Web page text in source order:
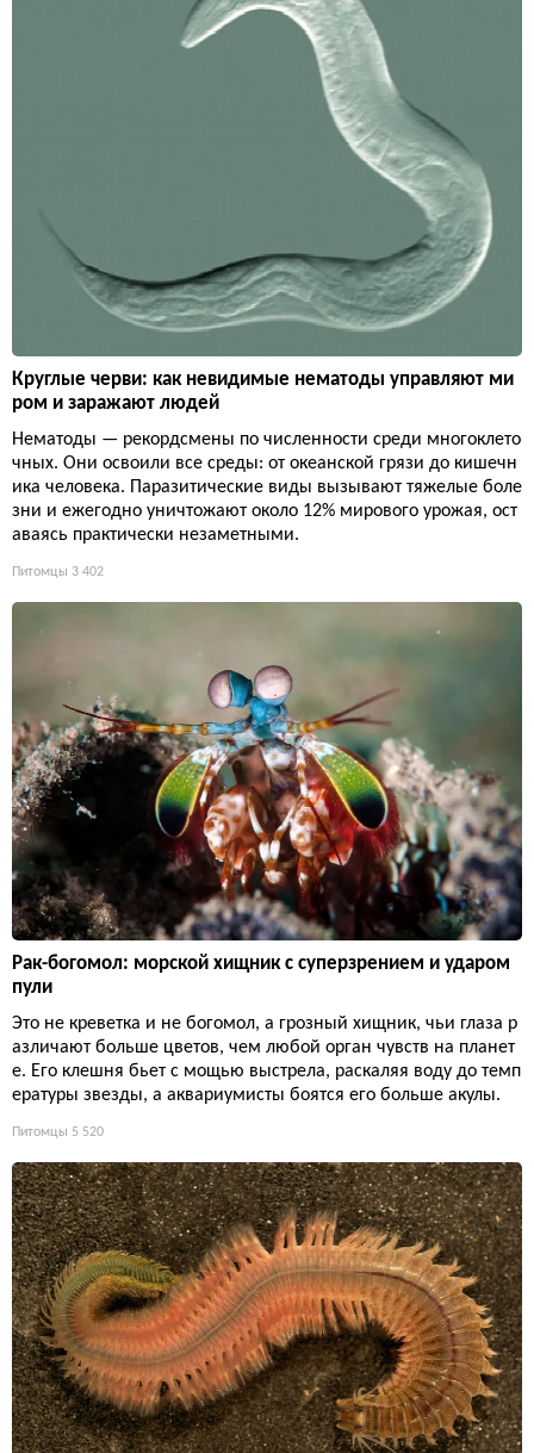
Круглые черви: как невидимые нематоды управляют ми
ром и заражают людей
Нематоды — рекордсмены по численности среди многоклето
чных. Они освоили все среды: от океанской грязи до кишечн
ика человека. Паразитические виды вызывают тяжелые боле
зни и ежегодно уничтожают около 12% мирового урожая, ост
аваясь практически незаметными.
Питомцы 3 402
Рак-богомол: морской хищник с суперзрением и ударом
пули
Это не креветка и не богомол, а грозный хищник, чьи глаза р
азличают больше цветов, чем любой орган чувств на планет
е. Его клешня бьет с мощью выстрела, раскаляя воду до темп
ературы звезды, а аквариумисты боятся его больше акулы.
Питомцы 5 520